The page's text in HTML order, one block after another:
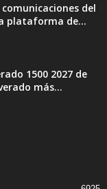
del
plataforma de...
1500 2027 de
más...